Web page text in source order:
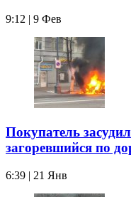
9:12 | 9 Фев
Покупатель
загоревшийся по
6:39 | 21 Янв